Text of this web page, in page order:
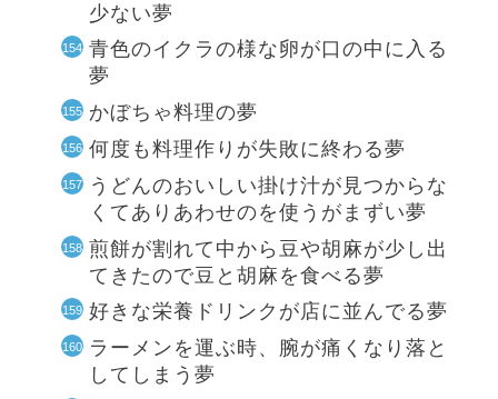
少ない夢
青色のイクラの様な卵が口の中に入る
夢
かぼちゃ料理の夢
何度も料理作りが失敗に終わる夢
うどんのおいしい掛け汁が見つからな
くてありあわせのを使うがまずい夢
煎餅が割れて中から豆や胡麻が少し出
てきたので豆と胡麻を食べる夢
好きな栄養ドリンクが店に並んでる夢
ラーメンを運ぶ時、腕が痛くなり落と
してしまう夢